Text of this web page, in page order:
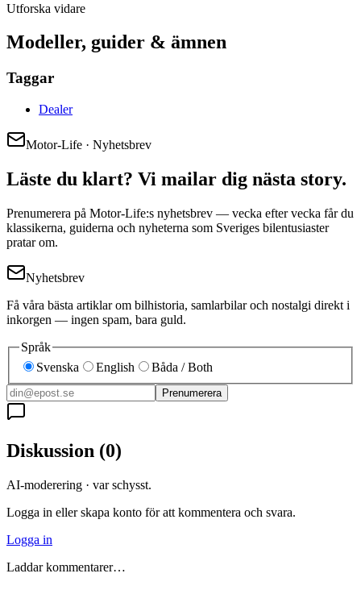
Utforska vidare
Modeller, guider & ämnen
Taggar
Dealer
Motor-Life · Nyhetsbrev
Läste du klart? Vi mailar dig nästa story.
Prenumerera på Motor-Life:s nyhetsbrev — vecka efter vecka får du
klassikerna, guiderna och nyheterna som Sveriges bilentusiaster
pratar om.
Nyhetsbrev
Få våra bästa artiklar om bilhistoria, samlarbilar och nostalgi direkt i
inkorgen — ingen spam, bara guld.
Språk
Svenska
English Båda / Both
Prenumerera
Diskussion (0)
AI-moderering · var schysst.
Logga in eller skapa konto för att kommentera och svara.
Logga in
Laddar kommentarer…